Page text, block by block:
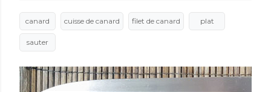
canard cuisse de canard filet de canard plat
sauter